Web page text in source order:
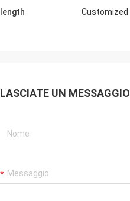
length Customized
LASCIATE UN MESSAGGIO